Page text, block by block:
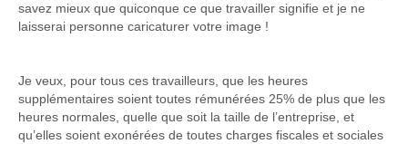
savez mieux que quiconque ce que travailler signifie et je ne
laisserai personne caricaturer votre image !
Je veux, pour tous ces travailleurs, que les heures
supplémentaires soient toutes rémunérées 25% de plus que les
heures normales, quelle que soit la taille de l’entreprise, et
qu’elles soient exonérées de toutes charges fiscales et sociales